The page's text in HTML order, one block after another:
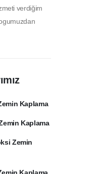
verdiğim
Kaplama
Kaplama
Zemin